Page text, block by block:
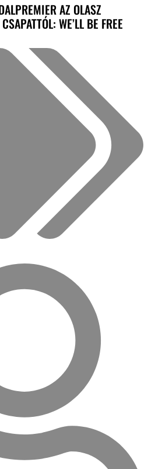
AZ OLASZ
WE’LL BE FREE